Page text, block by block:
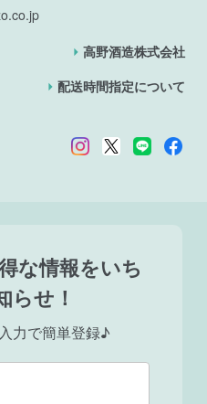
高野酒造株式会社
配送時間指定について
な情報をいち
らせ！
力で簡単登録♪